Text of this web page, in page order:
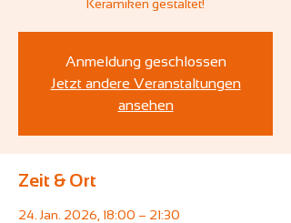
Keramiken gestaltet!
Anmeldung geschlossen
Jetzt andere Veranstaltungen
ansehen
Zeit & Ort
24. Jan. 2026, 18:00 – 21:30